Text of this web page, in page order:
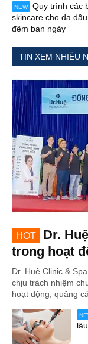
NEW
Quy trình các
skincare cho da
đêm ban ngày
TIN XEM NHIỀU
HOT
Dr.
trong hoạt
Dr. Huệ Clinic &
chịu trách nhiệm
hoạt động, quảng